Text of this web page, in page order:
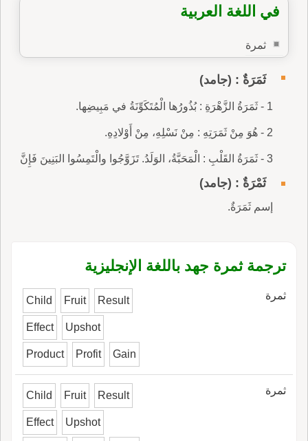
في اللغة العربية
ثمرة
ثَمَرَةٌ : (جامد)
1 - ثَمَرَةُ الزَّهْرَةِ : بُذُورُها الْمُتَكَوِّنَةُ في مَبِيضِها.
2 - هُوَ مِنْ ثَمَرَتِهِ : مِنْ نَسْلِهِ، مِنْ أَوْلادِهِ.
3 - ثَمَرَةُ القَلْبِ : الْمَحَبَّةُ، الوَلَدُ. تَزَوَّجُوا والْتَمِسُوا البَنِينَ فَإِنَّ
ثَمْرَةٌ : (جامد)
إسم ثَمَرَةٌ.
ترجمة ثمرة جهد باللغة الإنجليزية
ثمرة Child Fruit Result
Effect Upshot
Product Profit Gain
ثمرة Child Fruit Result
Effect Upshot